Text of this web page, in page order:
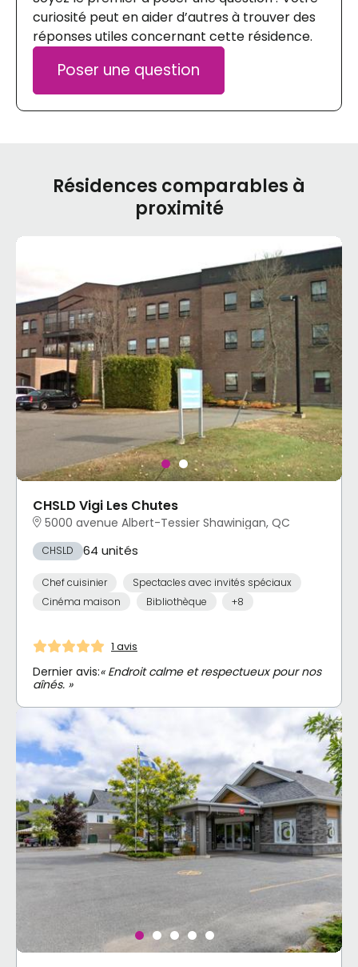
curiosité peut en aider d’autres à trouver des
réponses utiles concernant cette résidence.
Poser une question
Résidences comparables à
proximité
CHSLD Vigi Les Chutes
5000 avenue Albert-Tessier Shawinigan, QC
CHSLD 64 unités
Chef cuisinier
Spectacles avec invités spéciaux
Cinéma maison
Bibliothèque +8
1 avis
Dernier avis:« Endroit calme et respectueux pour nos
aînés. »